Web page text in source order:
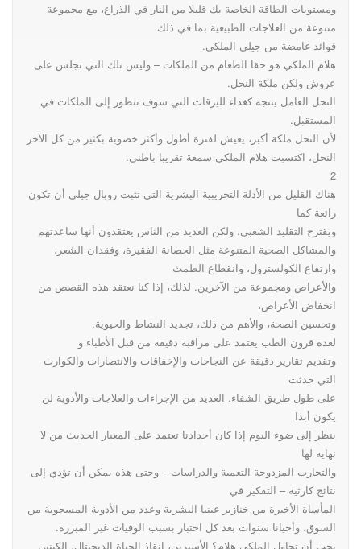
ومستويات الطاقة الخاصة بك قليلا من النار في الذراع، مع مجموعة
متنوعة من العلاجات الطبيعية بما في ذلك
فوائد غامضة من جيلي الملكي.
هلام الملكي هو حقا الطعام من الملكات – وليس تلك التي تجلس على
عروش ولكن ملكة النحل.
النحل العامل ينتجه كغذاء لليرقات التي سوف تتطور إلى الملكات في
المستقبل.
لأن النحل ملكة أكبر، يعيش لفترة أطول وأكثر خصوبة بكثير من كل الآخر
النحل، اكتسبت هلام الملكي سمعة تقريبا باطني.
2
هناك القليل من الأدلة التجريبية البشرية التي تثبت رويال جيلي أن تكون
رائعة كما
ويقترح التقليد الشعبي. ولكن العديد من الناس يعتقدون أنها ساعدتهم
والمشاكل الصحية المتنوعة مثل الحصانة الفقيرة، وفقدان الشعر،
وارتفاع الكولسترول، وانقطاع الطمث
والأعراض ومجموعة من الآخرين. لذلك، إذا كنا نعتقد هذه القصص من
انخفاض الأعراض،
وتحسين الصحة، والأهم من ذلك، تجديد النشاط والحيوية.
لعدة قرون الطب يعتمد على مراقبة دقيقة من قبل الأطباء و
وتقديم تقارير دقيقة عن النجاحات والإخفاقات والانتصارات والكوارث
التي حدثت
على طول طريق الشفاء. العديد من الإجراءات والعلاجات والأدوية لن
يكون أبدا
ينظر إلى ضوء اليوم إذا كان أجدادنا تعتمد على المعيار الحديث من لا
نهاية لها
والتجارب المزدوجة التعمية والدراسات – وحتى هذه يمكن أن تؤدي إلى
نتائج كارثية – التفكير في
المأساة الأخيرة من خنازير غينيا البشرية وعدد من الأدوية المسحوبة من
السوق، وأحيانا سنوات بعد كل اختبار بسبب الوفيات غير المبررة.
يجب أن تحاول الملكي هلام؟ الأسبرين، إنقاذ الحياة الديجيتال، الكينين